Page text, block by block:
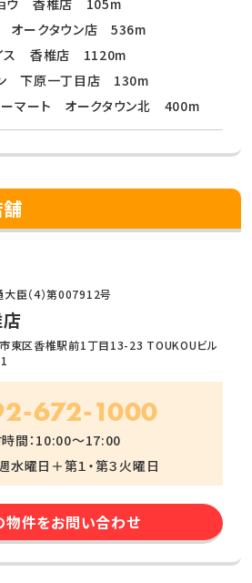
ョウ 香椎店 105m
オークタウン店 536m
ス 香椎店 1120m
ン 下原一丁目店 130m
ーマート オークタウン北 400m
臣（4）第007912号
東区香椎駅前1丁目13-23 TOUKOUビル
672-1000
間：10:00～17:00
水曜日＋第１・第３火曜日
物件をお問い合わせ